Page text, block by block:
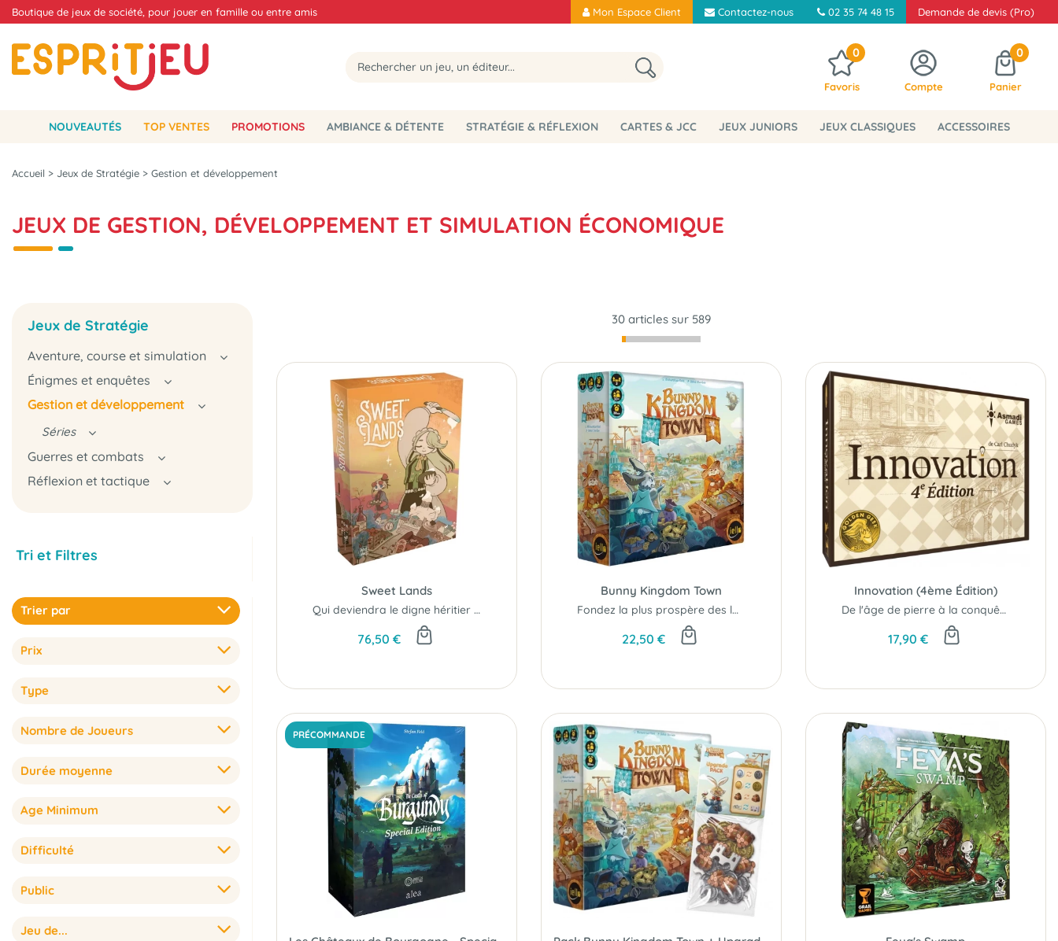
Boutique de jeux de société, pour jouer en famille ou entre amis Mon Espace Client Contactez-nous 02 35 74 48 15 Demande de devis (Pro)
0
Favoris Compte
0
Panier
NOUVEAUTÉS TOP VENTES PROMOTIONS AMBIANCE & DÉTENTE STRATÉGIE & RÉFLEXION CARTES & JCC JEUX JUNIORS JEUX CLASSIQUES ACCESSOIRES
Accueil > Jeux de Stratégie > Gestion et développement
JEUX DE GESTION, DÉVELOPPEMENT ET SIMULATION ÉCONOMIQUE
Jeux de Stratégie
Aventure, course et simulation
Énigmes et enquêtes
Gestion et développement
Séries
Guerres et combats
Réflexion et tactique
Tri et Filtres
Trier par
Prix
Type
Nombre de Joueurs
Durée moyenne
Age Minimum
Difficulté
Public
Jeu de...
30 articles sur 589
Sweet Lands
Qui deviendra le digne héritier du roi Sirop Sucré ?
76,50 €
Bunny Kingdom Town
Fondez la plus prospère des lapinopoles !
22,50 €
Innovation (4ème Édition)
De l'âge de pierre à la conquête spatiale...
17,90 €
PRÉCOMMANDE